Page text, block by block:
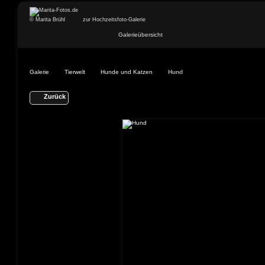
© Marita Brühl zur Hochzeitsfoto-Galerie
Galerieübersicht
Galerie Tierwelt Hunde und Katzen Hund
Zurück